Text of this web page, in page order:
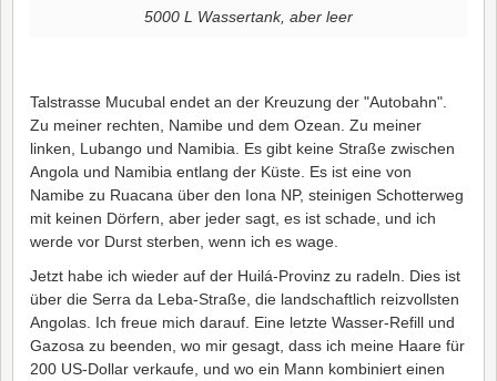
5000 L Wassertank, aber leer
Talstrasse Mucubal endet an der Kreuzung der "Autobahn".
Zu meiner rechten, Namibe und dem Ozean. Zu meiner
linken, Lubango und Namibia. Es gibt keine Straße zwischen
Angola und Namibia entlang der Küste. Es ist eine von
Namibe zu Ruacana über den Iona NP, steinigen Schotterweg
mit keinen Dörfern, aber jeder sagt, es ist schade, und ich
werde vor Durst sterben, wenn ich es wage.
Jetzt habe ich wieder auf der Huilá-Provinz zu radeln. Dies ist
über die Serra da Leba-Straße, die landschaftlich reizvollsten
Angolas. Ich freue mich darauf. Eine letzte Wasser-Refill und
Gazosa zu beenden, wo mir gesagt, dass ich meine Haare für
200 US-Dollar verkaufe, und wo ein Mann kombiniert einen